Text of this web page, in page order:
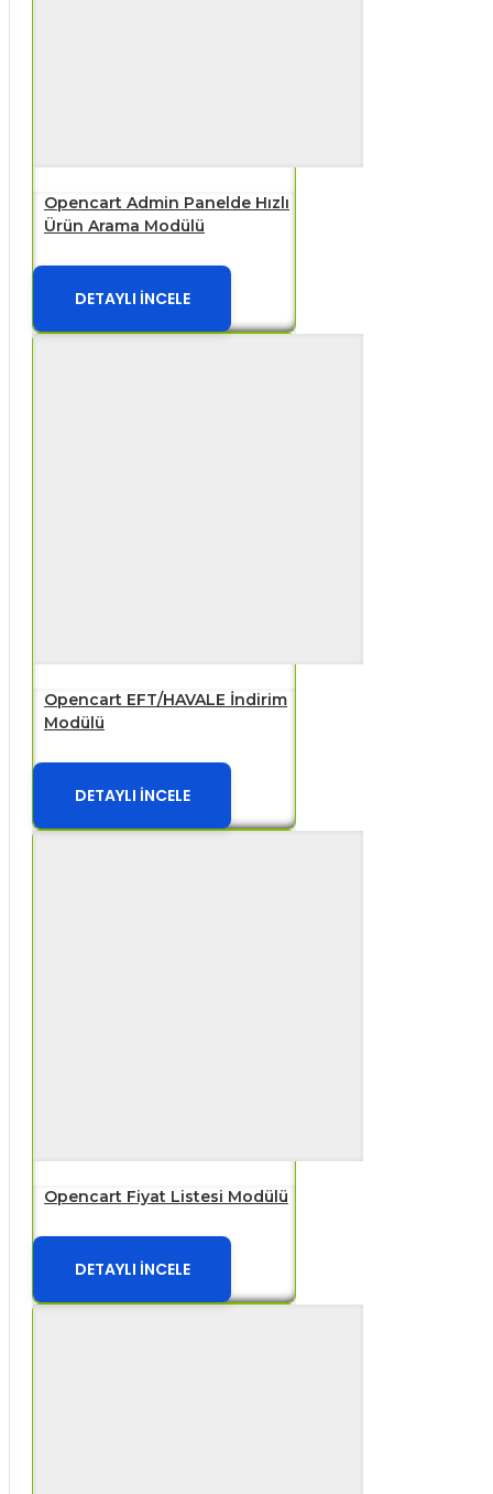
Opencart Admin Panelde Hızlı
Ürün Arama Modülü
DETAYLI İNCELE
Opencart EFT/HAVALE İndirim
Modülü
DETAYLI İNCELE
Opencart Fiyat Listesi Modülü
DETAYLI İNCELE